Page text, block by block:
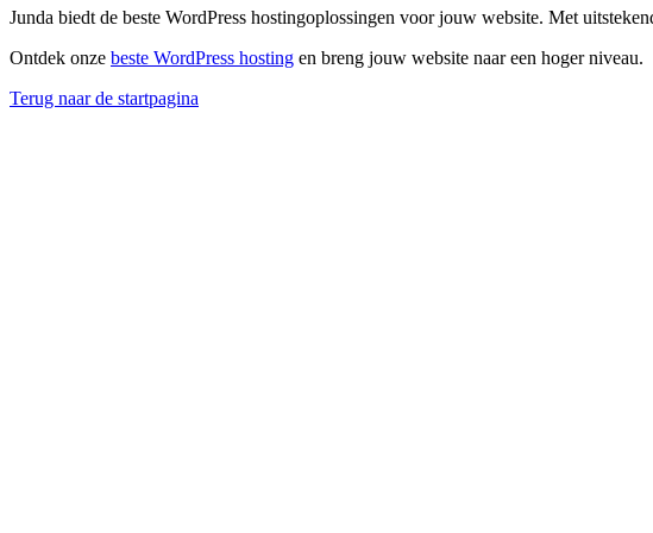
Junda biedt de beste WordPress hostingoplossingen voor jouw website. Met
Ontdek onze beste WordPress hosting en breng jouw website naar een hoger niveau.
Terug naar de startpagina